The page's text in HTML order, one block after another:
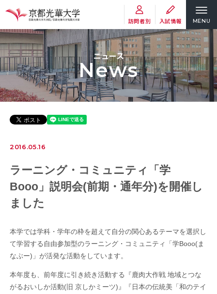
訪問者別 入試情報 MENU
ニュース
News
2016.05.16
ラーニング・コミュニティ「学
Booo」説明会(前期・通年分)を開催し
ました
本学では学科・学年の枠を超えて自分の関心あるテーマを選択し
て学習する自由参加型のラーニング・コミュニティ「学Booo(ま
なぶー)」が活発な活動をしています。
本年度も、前年度に引き続き活動する『鹿肉大作戦 地域とつな
がるおいしか活動(旧 京しかミーツ)』『日本の伝統美「和のテイ